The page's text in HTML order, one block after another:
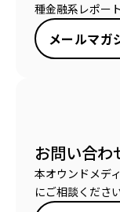
種金融系レポー
メールマガ
お問い合わ
本オウンドメデ
にご相談ください